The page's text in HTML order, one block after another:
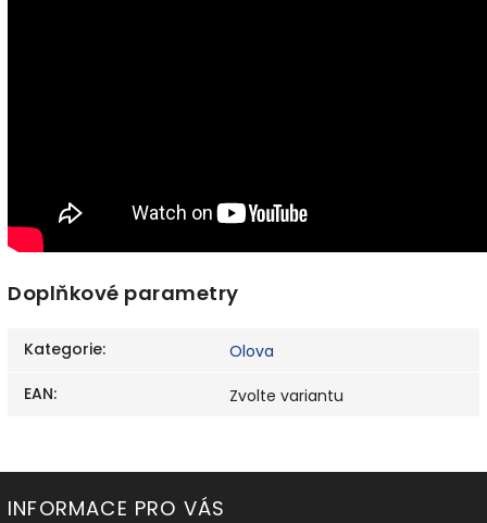
Doplňkové parametry
Kategorie:
Olova
EAN: Zvolte variantu
INFORMACE PRO VÁS